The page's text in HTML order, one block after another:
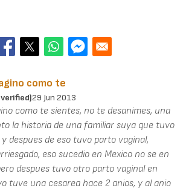
como te
29 Jun 2013
como te sientes, no te desanimes, una
la historia de una familiar suya que tuvo
despues de eso tuvo parto vaginal,
eso sucedio en Mexico no se en
despues tuvo otro parto vaginal en
tuve una cesarea hace 2 anios, y al anio